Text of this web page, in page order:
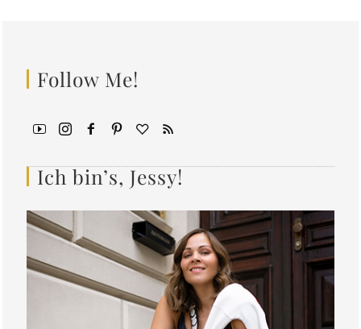
Follow Me!
Ich bin’s, Jessy!